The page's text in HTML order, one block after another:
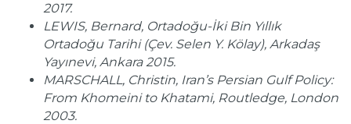
2017.
LEWIS, Bernard, Ortadoğu-İki Bin Yıllık
Ortadoğu Tarihi (Çev. Selen Y. Kölay), Arkadaş
Yayınevi, Ankara 2015.
MARSCHALL, Christin, Iran’s Persian Gulf Policy:
From Khomeini to Khatami, Routledge, London
2003.